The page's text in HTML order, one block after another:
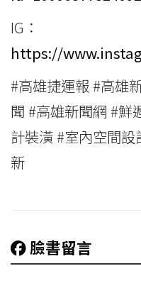
IG：
https://
#高雄捷運報 #高雄
聞 #高雄新聞網 #鮮
計裝潢 #室內空間
新
臉書留言